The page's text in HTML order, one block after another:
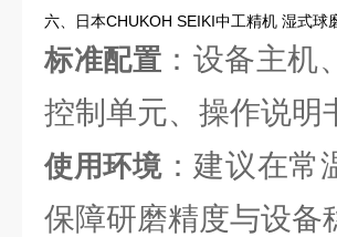
六、日本CHUKOH SEIKI中工精机 湿式球
标准配置 ：设备主
控制单元、操作说明
使用环境：建议在常
保障研磨精度与设备